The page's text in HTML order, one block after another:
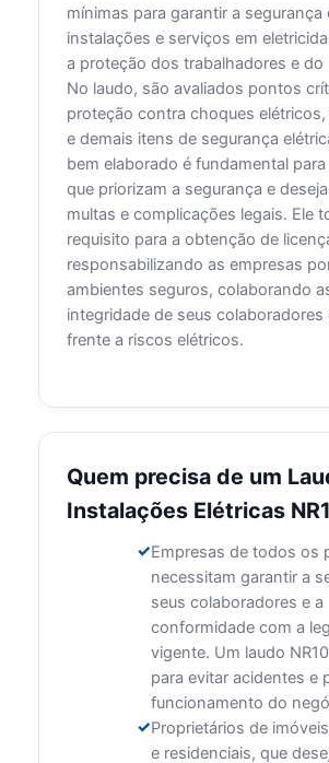
mínimas para garantir a segurança
instalações e serviços em
a proteção dos trabalhadores e do
No laudo, são avaliados pontos
proteção contra choques
e demais itens de segurança
bem elaborado é fundamental
que priorizam a segurança e
multas e complicações legais. Ele
requisito para a obtenção de
responsabilizando as empresas
ambientes seguros, colaborando
integridade de seus colaboradores
frente a riscos elétricos.
Quem precisa de um
Instalações Elétricas
Empresas de todos os
necessitam garantir a
seus colaboradores e a
conformidade com a
vigente. Um laudo
para evitar acidentes e
funcionamento do
Proprietários de
e residenciais, que